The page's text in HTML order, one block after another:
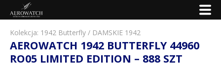
Kolekcja: 1942 Butterfly / DAMSKIE 1942
AEROWATCH 1942 BUTTERFLY 44960
RO05 LIMITED EDITION – 888 SZT